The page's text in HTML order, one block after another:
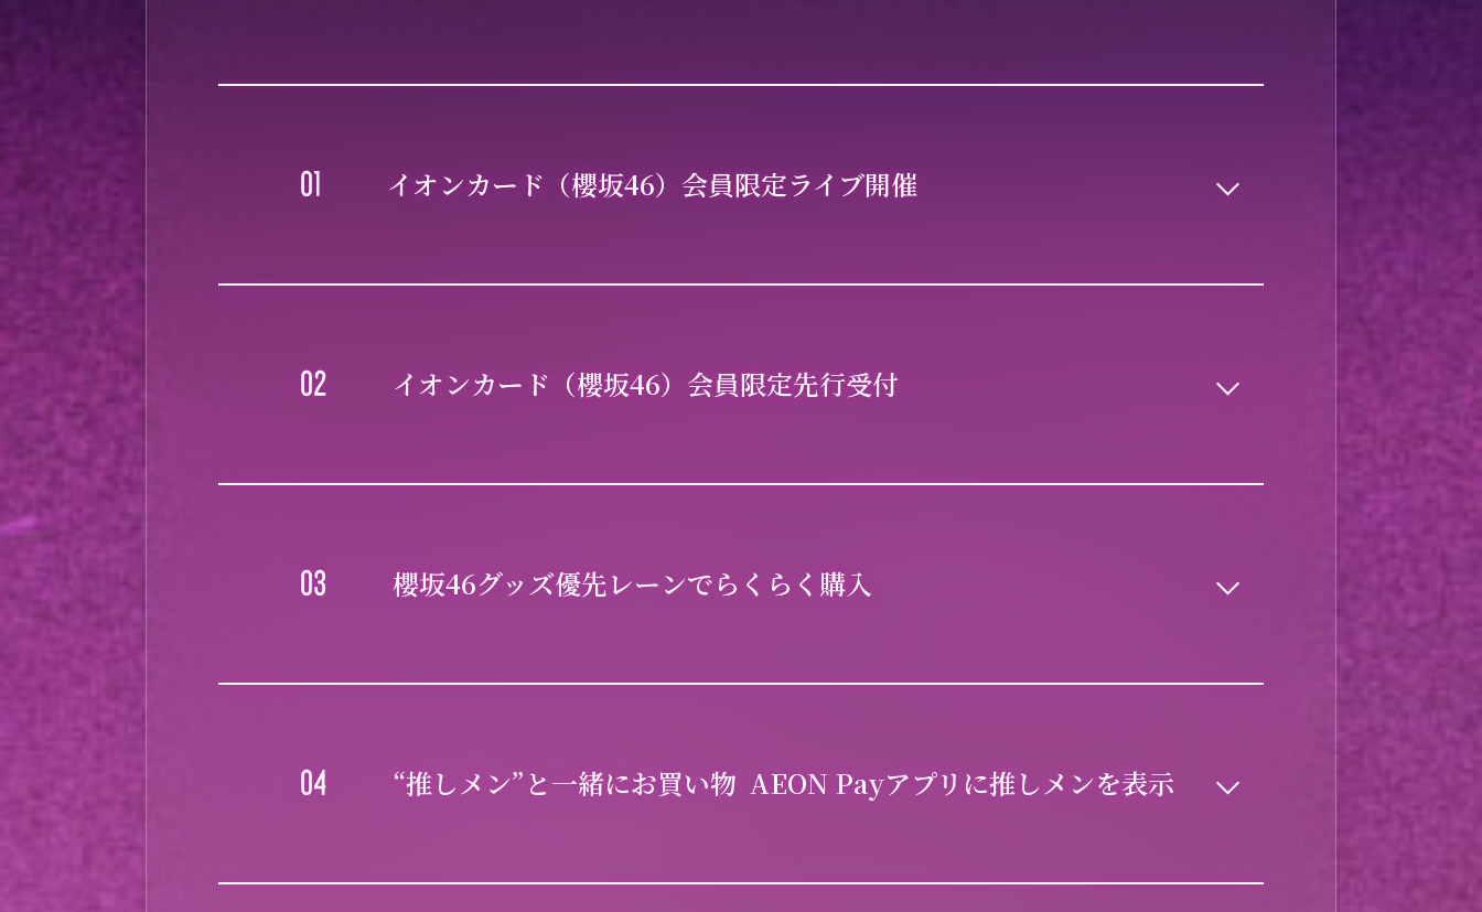
イオンカード（櫻坂46） 会員限定ライブ開催
イオンカード（櫻坂46） 会員限定先行受付
櫻坂46グッズ優先レーンでらくらく購入
“推しメン”と一緒にお買い物 AEON Payアプリに推しメンを表示